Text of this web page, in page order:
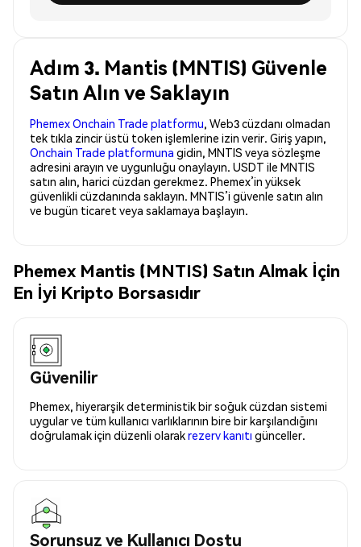
Adım 3. Mantis (MNTIS) Güvenle
Satın Alın ve Saklayın
Phemex Onchain Trade platformu, Web3 cüzdanı olmadan
tek tıkla zincir üstü token işlemlerine izin verir. Giriş yapın,
Onchain Trade platformuna gidin, MNTIS veya sözleşme
adresini arayın ve uygunluğu onaylayın. USDT ile MNTIS
satın alın, harici cüzdan gerekmez. Phemex’in yüksek
güvenlikli cüzdanında saklayın. MNTIS’i güvenle satın alın
ve bugün ticaret veya saklamaya başlayın.
Phemex Mantis (MNTIS) Satın Almak İçin
En İyi Kripto Borsasıdır
Güvenilir
Phemex, hiyerarşik deterministik bir soğuk cüzdan sistemi
uygular ve tüm kullanıcı varlıklarının bire bir karşılandığını
doğrulamak için düzenli olarakrezerv kanıtı günceller.
Sorunsuz ve Kullanıcı Dostu